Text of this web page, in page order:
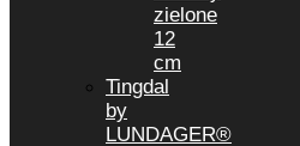
zielone
12
cm
Tingdal
by
LUNDAGER®